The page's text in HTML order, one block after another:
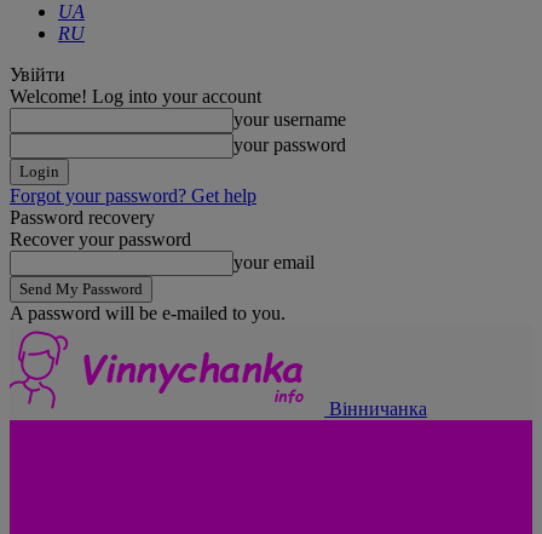
UA
RU
Увійти
Welcome! Log into your account
your username
your password
Forgot your password? Get help
Password recovery
Recover your password
your email
A password will be e-mailed to you.
Вінничанка